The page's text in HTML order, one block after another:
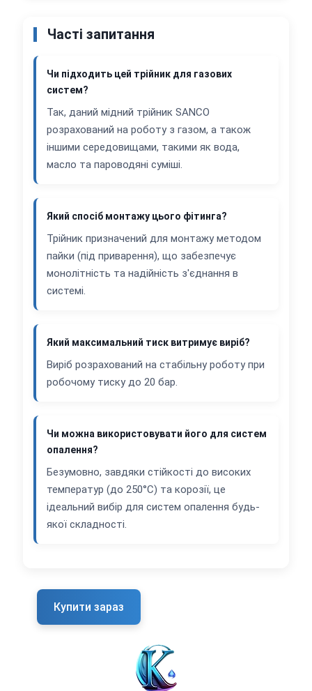
Часті запитання
Чи підходить цей трійник для газових
систем?
Так, даний мідний трійник SANCO
розрахований на роботу з газом, а також
іншими середовищами, такими як вода,
масло та пароводяні суміші.
Який спосіб монтажу цього фітинга?
Трійник призначений для монтажу методом
пайки (під приварення), що забезпечує
монолітність та надійність з'єднання в
системі.
Який максимальний тиск витримує виріб?
Виріб розрахований на стабільну роботу при
робочому тиску до 20 бар.
Чи можна використовувати його для систем
опалення?
Безумовно, завдяки стійкості до високих
температур (до 250°C) та корозії, це
ідеальний вибір для систем опалення будь-
якої складності.
Купити зараз